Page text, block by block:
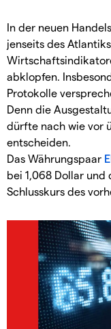
In der neuen
jenseits des
abklopfen.
Protokolle
Denn die
dürfte nach wie vor
entscheiden.
Das Währungspaar
bei 1,068 Dollar
Schlusskurs des